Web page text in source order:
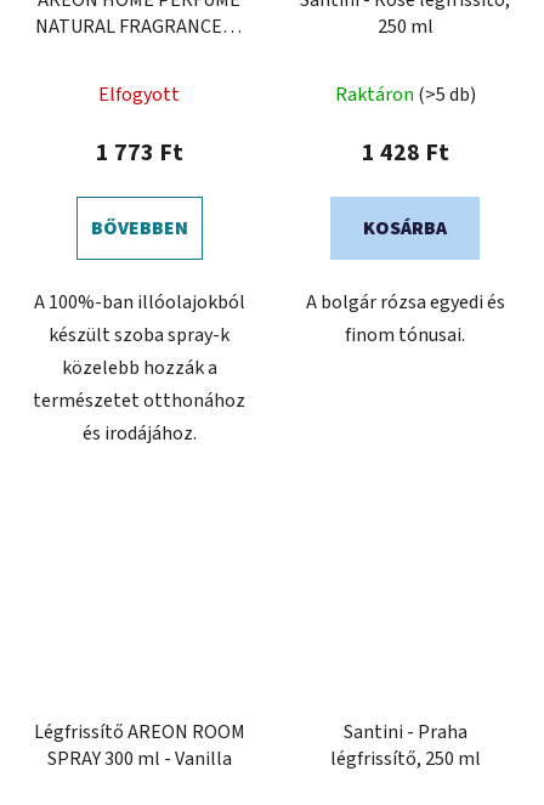
NATURAL FRAGRANCES -
Elfogyott
1 773 Ft
BŐVEBBEN
A 100%-ban illóolajokból
készült szoba spray-k
közelebb hozzák a
természetet otthonához
és irodájához.
250 ml
Raktáron (>5 db)
1 428 Ft
KOSÁRBA
A bolgár rózsa egyedi és
finom tónusai.
Légfrissítő AREON ROOM
SPRAY 300 ml - Vanilla
Santini - Praha
légfrissítő, 250 ml